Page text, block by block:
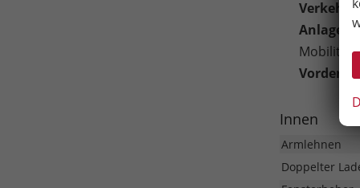
Anlage,
Mobility-
Innen
Armlehnen
Doppelter